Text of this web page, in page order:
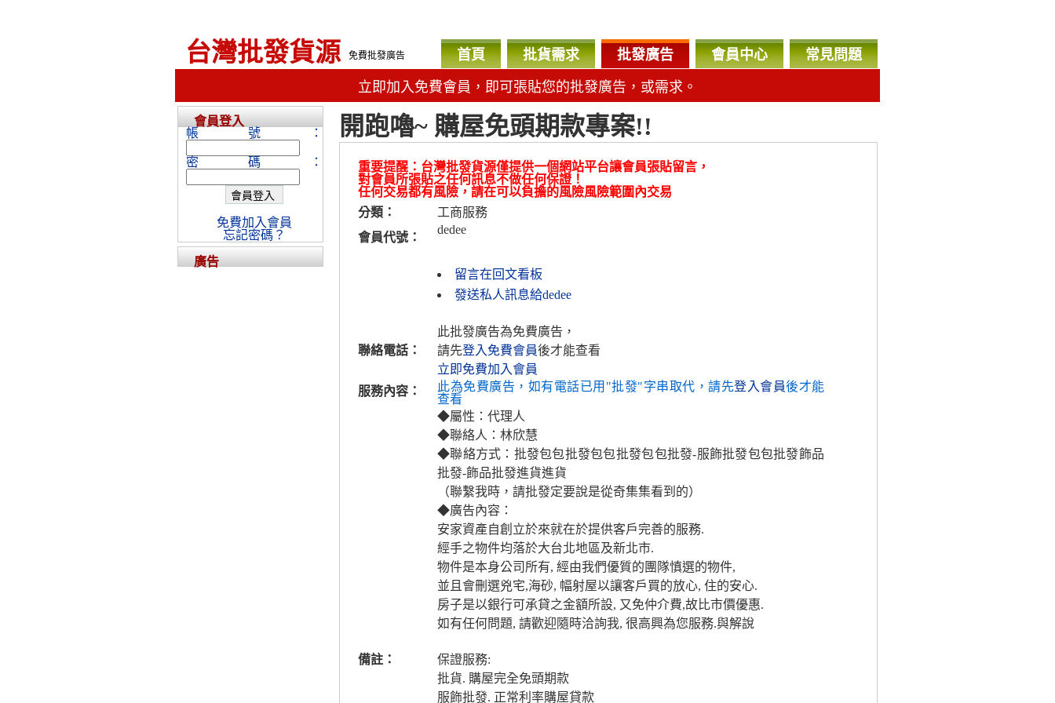
台灣批發貨源 免費批發廣告 首頁 批貨需求 批發廣告 會員中心 常見問題
立即加入免費會員，即可張貼您的批發廣告，或需求。
開跑嚕~ 購屋免頭期款專案!!
重要提醒：台灣批發貨源僅提供一個網站平台讓會員張貼留言，
對會員所張貼之任何訊息不做任何保證！
任何交易都有風險，請在可以負擔的風險風險範圍內交易
分類：
工商服務
會員代號：
dedee
留言在回文看板
發送私人訊息給dedee
聯絡電話：
此批發廣告為免費廣告，
請先登入免費會員後才能查看
立即免費加入會員
服務內容：
此為免費廣告，如有電話已用"批發"字串取代，請先登入會員後才能
查看
◆屬性：代理人
◆聯絡人：林欣慧
◆聯絡方式：批發包包批發包包批發包包批發-服飾批發包包批發飾品
批發-飾品批發進貨進貨
（聯繫我時，請批發定要說是從奇集集看到的）
◆廣告內容：
安家資產自創立於來就在於提供客戶完善的服務.
經手之物件均落於大台北地區及新北市.
物件是本身公司所有, 經由我們優質的團隊慎選的物件,
並且會刪選兇宅,海砂, 幅射屋以讓客戶買的放心, 住的安心.
房子是以銀行可承貸之金額所設, 又免仲介費,故比市價優惠.
如有任何問題, 請歡迎隨時洽詢我, 很高興為您服務.與解說
備註：
保證服務:
批貨. 購屋完全免頭期款
服飾批發. 正常利率購屋貸款
會員登入
帳號：
密碼：
免費加入會員
忘記密碼？
廣告